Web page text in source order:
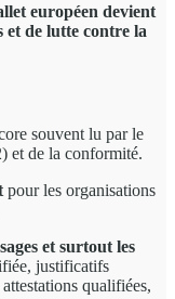
européen devient
et de lutte contre la
souvent lu par le
et de la conformité.
pour les organisations
et surtout les
justificatifs
qualifiées,